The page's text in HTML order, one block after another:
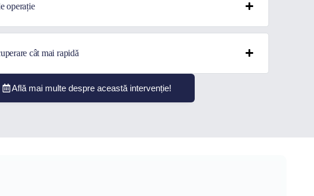
operație
cât mai rapidă
Află mai multe despre această intervenție!